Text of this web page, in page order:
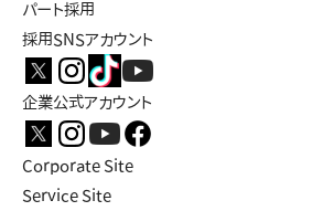
パート採用
採用SNSアカウント
企業公式アカウント
Corporate Site
Service Site